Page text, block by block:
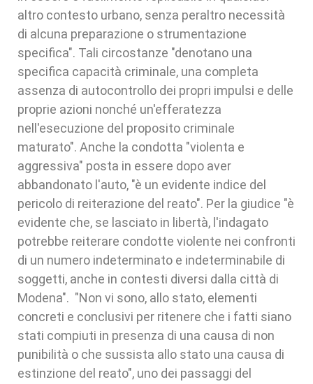
altro contesto urbano, senza peraltro necessità
di alcuna preparazione o strumentazione
specifica". Tali circostanze "denotano una
specifica capacità criminale, una completa
assenza di autocontrollo dei propri impulsi e delle
proprie azioni nonché un'efferatezza
nell'esecuzione del proposito criminale
maturato". Anche la condotta "violenta e
aggressiva" posta in essere dopo aver
abbandonato l'auto, "è un evidente indice del
pericolo di reiterazione del reato". Per la giudice "è
evidente che, se lasciato in libertà, l'indagato
potrebbe reiterare condotte violente nei confronti
di un numero indeterminato e indeterminabile di
soggetti, anche in contesti diversi dalla città di
Modena". "Non vi sono, allo stato, elementi
concreti e conclusivi per ritenere che i fatti siano
stati compiuti in presenza di una causa di non
punibilità o che sussista allo stato una causa di
estinzione del reato", uno dei passaggi del